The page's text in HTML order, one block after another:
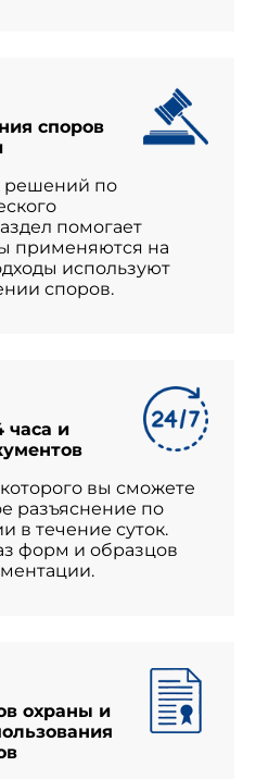
споров
решений по
помогает
применяются на
используют
споров.
часа и
вы сможете
разъяснение по
в течение суток.
форм и образцов
охраны и